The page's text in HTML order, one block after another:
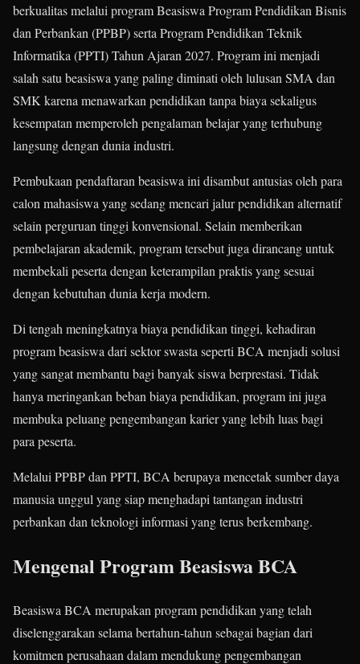
berkualitas melalui program Beasiswa Program Pendidikan Bisnis
dan Perbankan (PPBP) serta Program Pendidikan Teknik
Informatika (PPTI) Tahun Ajaran 2027. Program ini menjadi
salah satu beasiswa yang paling diminati oleh lulusan SMA dan
SMK karena menawarkan pendidikan tanpa biaya sekaligus
kesempatan memperoleh pengalaman belajar yang terhubung
langsung dengan dunia industri.
Pembukaan pendaftaran beasiswa ini disambut antusias oleh para
calon mahasiswa yang sedang mencari jalur pendidikan alternatif
selain perguruan tinggi konvensional. Selain memberikan
pembelajaran akademik, program tersebut juga dirancang untuk
membekali peserta dengan keterampilan praktis yang sesuai
dengan kebutuhan dunia kerja modern.
Di tengah meningkatnya biaya pendidikan tinggi, kehadiran
program beasiswa dari sektor swasta seperti BCA menjadi solusi
yang sangat membantu bagi banyak siswa berprestasi. Tidak
hanya meringankan beban biaya pendidikan, program ini juga
membuka peluang pengembangan karier yang lebih luas bagi
para peserta.
Melalui PPBP dan PPTI, BCA berupaya mencetak sumber daya
manusia unggul yang siap menghadapi tantangan industri
perbankan dan teknologi informasi yang terus berkembang.
Mengenal Program Beasiswa BCA
Beasiswa BCA merupakan program pendidikan yang telah
diselenggarakan selama bertahun-tahun sebagai bagian dari
komitmen perusahaan dalam mendukung pengembangan